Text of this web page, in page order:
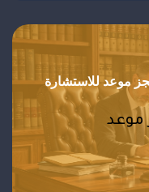
موعد للاستشارة
موعد